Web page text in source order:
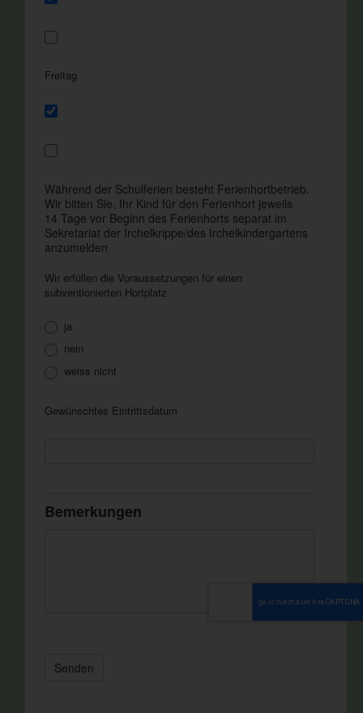
Freitag
Während der Schulferien besteht Ferienhortbetrieb.
Wir bitten Sie, Ihr Kind für den Ferienhort jeweils
14 Tage vor Beginn des Ferienhorts separat im
Sekretariat der Irchelkrippe/des Irchelkindergartens
anzumelden
Wir erfüllen die Voraussetzungen für einen
subventionierten Hortplatz
ja
nein
weiss nicht
Gewünschtes Eintrittsdatum
Bemerkungen